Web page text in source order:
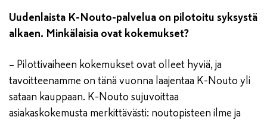
Uudenlaista K-Nouto-palvelua on pilotoitu syksystä
alkaen. Minkälaisia ovat kokemukset?
– Pilottivaiheen kokemukset ovat olleet hyviä, ja
tavoitteenamme on tänä vuonna laajentaa K-Nouto yli
sataan kauppaan. K-Nouto sujuvoittaa
asiakaskokemusta merkittävästi: noutopisteen ilme ja